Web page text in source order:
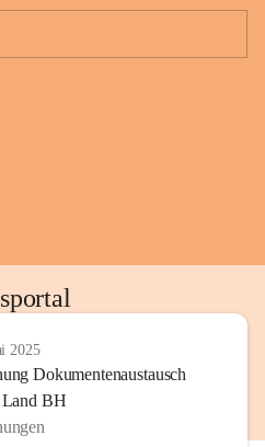
2025
Dokumentenaustausch
Land BH